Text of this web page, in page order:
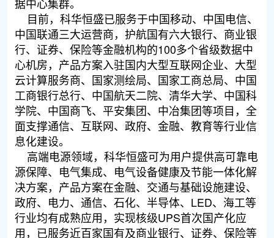
据中心集群。
目前，科华恒盛已服务于中国移动、中国电信、
中国联通三大运营商，护航国有六大银行、商业银
行、证券、保险等金融机构的100多个省级数据中
心机房，产品方案入驻国内大型互联网企业、大型
云计算服务商、国家测绘局、国家工商总局、中国
工商银行总行、中国航天二院、清华大学、中国科
学院、中国商飞、平安集团、中冶集团等项目，全
面支撑通信、互联网、政府、金融、教育等行业信
息化建设。
高端电源领域，科华恒盛可为用户提供高可靠电
源保障、电气集成、电气设备健康及节能一体化解
决方案，产品方案在金融、交通与基础设施建设、
政府、电力、通信、石化、半导体、LED、海工等
行业均有成熟应用，实现核级UPS首次国产化应
用，已服务近百家国有及商业银行、证券、保险等